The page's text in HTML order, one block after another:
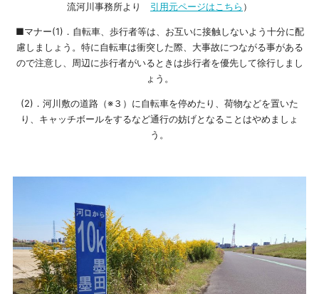
流河川事務所より 引用元ページはこちら ）
■マナー(1)．自転車、歩行者等は、お互いに接触しないよう十分に配
慮しましょう。特に自転車は衝突した際、大事故につながる事がある
ので注意し、周辺に歩行者がいるときは歩行者を優先して徐行しまし
ょう。
(2)．河川敷の道路（※３）に自転車を停めたり、荷物などを置いた
り、キャッチボールをするなど通行の妨げとなることはやめましょ
う。